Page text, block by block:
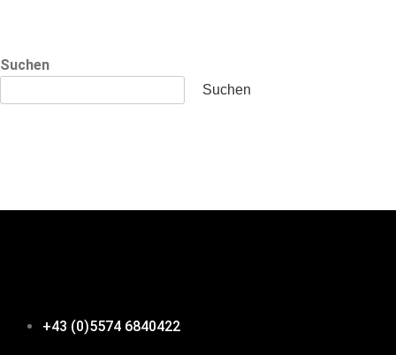
Suchen
Suchen
+43 (0)5574 6840422